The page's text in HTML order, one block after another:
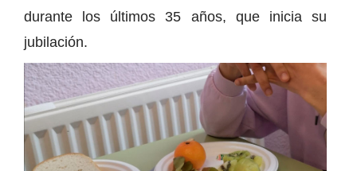
durante los últimos 35 años, que inicia su
jubilación.